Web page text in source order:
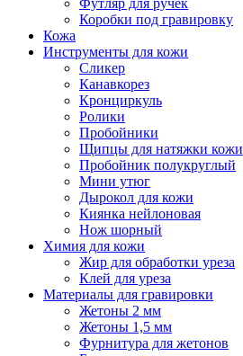
Футляр для ручек
Коробки под гравировку
Кожа
Инструменты для кожи
Сликер
Канавкорез
Кронциркуль
Ролики
Пробойники
Щипцы для натяжки кожи
Пробойник полукруглый
Мини утюг
Дырокол для кожи
Киянка нейлоновая
Нож шорный
Химия для кожи
Жир для обработки уреза
Клей для уреза
Материалы для гравировки
Жетоны 2 мм
Жетоны 1,5 мм
Фурнитура для жетонов